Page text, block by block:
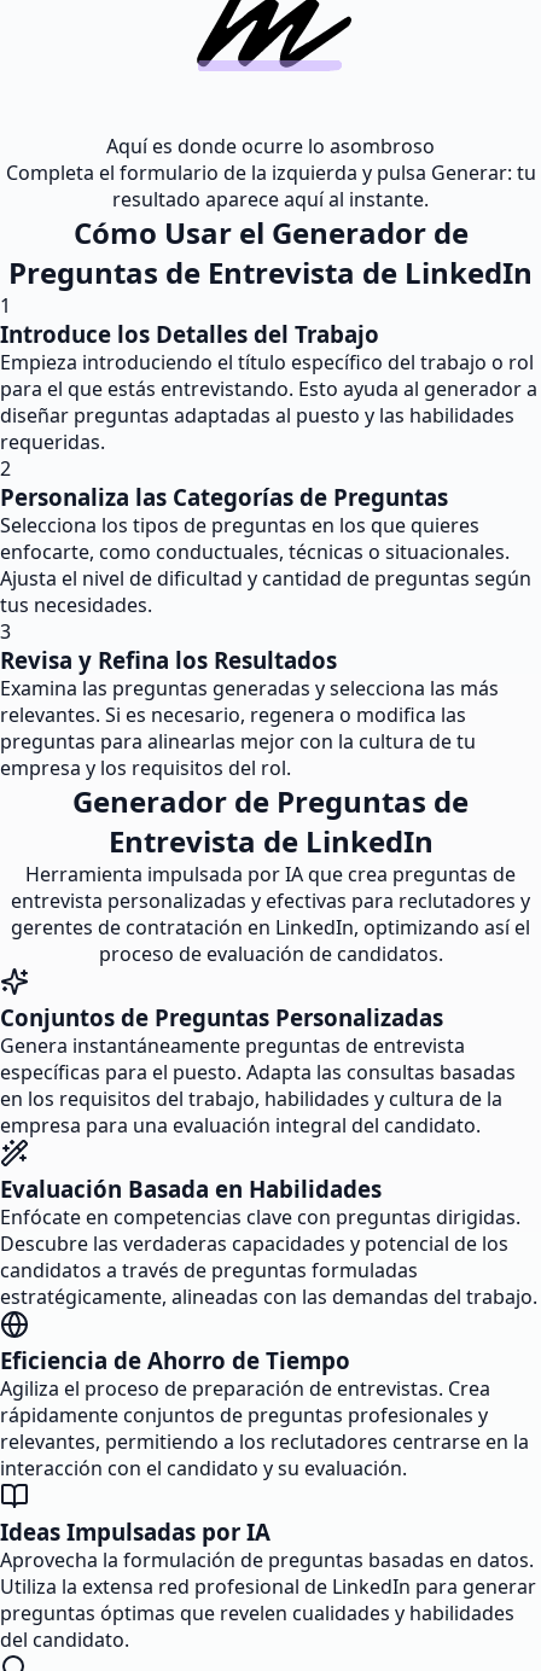
Aquí es donde ocurre lo asombroso
Completa el formulario de la izquierda y pulsa Generar: tu
resultado aparece aquí al instante.
Cómo Usar el Generador de
Preguntas de Entrevista de LinkedIn
1
Introduce los Detalles del Trabajo
Empieza introduciendo el título específico del trabajo o rol
para el que estás entrevistando. Esto ayuda al generador a
diseñar preguntas adaptadas al puesto y las habilidades
requeridas.
2
Personaliza las Categorías de Preguntas
Selecciona los tipos de preguntas en los que quieres
enfocarte, como conductuales, técnicas o situacionales.
Ajusta el nivel de dificultad y cantidad de preguntas según
tus necesidades.
3
Revisa y Refina los Resultados
Examina las preguntas generadas y selecciona las más
relevantes. Si es necesario, regenera o modifica las
preguntas para alinearlas mejor con la cultura de tu
empresa y los requisitos del rol.
Generador de Preguntas de
Entrevista de LinkedIn
Herramienta impulsada por IA que crea preguntas de
entrevista personalizadas y efectivas para reclutadores y
gerentes de contratación en LinkedIn, optimizando así el
proceso de evaluación de candidatos.
Conjuntos de Preguntas Personalizadas
Genera instantáneamente preguntas de entrevista
específicas para el puesto. Adapta las consultas basadas
en los requisitos del trabajo, habilidades y cultura de la
empresa para una evaluación integral del candidato.
Evaluación Basada en Habilidades
Enfócate en competencias clave con preguntas dirigidas.
Descubre las verdaderas capacidades y potencial de los
candidatos a través de preguntas formuladas
estratégicamente, alineadas con las demandas del trabajo.
Eficiencia de Ahorro de Tiempo
Agiliza el proceso de preparación de entrevistas. Crea
rápidamente conjuntos de preguntas profesionales y
relevantes, permitiendo a los reclutadores centrarse en la
interacción con el candidato y su evaluación.
Ideas Impulsadas por IA
Aprovecha la formulación de preguntas basadas en datos.
Utiliza la extensa red profesional de LinkedIn para generar
preguntas óptimas que revelen cualidades y habilidades
del candidato.